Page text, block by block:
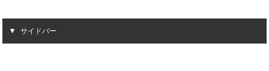
サイドバー